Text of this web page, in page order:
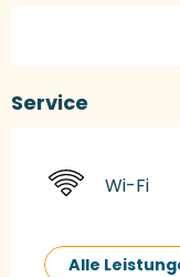
Service
Wi-Fi
Alle